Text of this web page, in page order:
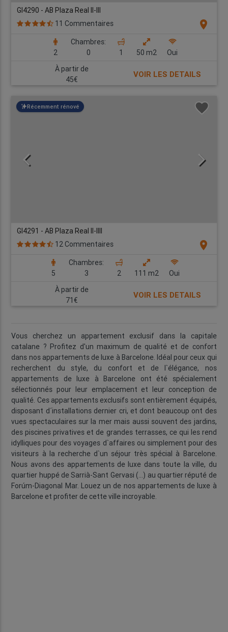
GI4290 - AB Plaza Real II-III
11 Commentaires
location_on
2
Chambres:
0
1 50 m2
Oui
À partir de
45€
VOIR LES DETAILS
Récemment rénové
GI4291 - AB Plaza Real II-IIII
12 Commentaires
location_on
5
Chambres:
3
2 111 m2
Oui
À partir de
71€
VOIR LES DETAILS
Vous cherchez un appartement exclusif dans la capitale
catalane ? Profitez d'un maximum de qualité et de confort
dans nos appartements de luxe à Barcelone. Idéal pour ceux qui
recherchent du style, du confort et de l`élégance, nos
appartements de luxe à Barcelone ont été spécialement
sélectionnés pour leur emplacement et leur conception de
qualité. Ces appartements exclusifs sont entièrement équipés,
disposant d´installations dernier cri, et dont beaucoup ont des
vues spectaculaires sur la mer mais aussi souvent des jardins,
des piscines privatives et de grandes terrasses, ce qui les rend
idylliques pour des voyages d`affaires ou simplement pour des
visiteurs à la recherche d`un séjour très spécial à Barcelone.
Nous avons des appartements de luxe dans toute la ville, du
quartier huppé de Sarrià-Sant Gervasi (...) au quartier réputé de
Forúm-Diagonal Mar. Louez un de nos appartements de luxe à
Barcelone et profiter de cette ville incroyable.